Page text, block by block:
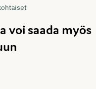
voi saada myös